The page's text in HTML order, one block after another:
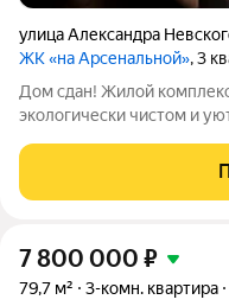
улица Александра
ЖК «на Арсенальной», 3
Дом сдан! Жилой
экологически чистом и
Невского; - удобная
7 800 000 ₽
79,7 м² 3-комн. квартира